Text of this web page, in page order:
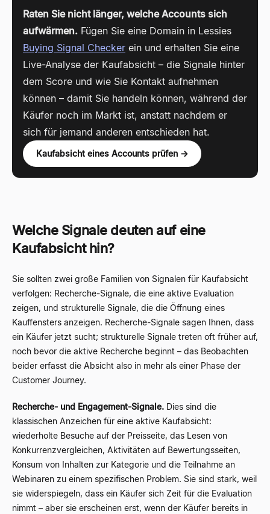
Raten Sie nicht länger, welche Accounts sich
aufwärmen. Fügen Sie eine Domain in Lessies
Buying Signal Checker ein und erhalten Sie eine
Live-Analyse der Kaufabsicht – die Signale hinter
dem Score und wie Sie Kontakt aufnehmen
können – damit Sie handeln können, während der
Käufer noch im Markt ist, anstatt nachdem er
sich für jemand anderen entschieden hat.
Kaufabsicht eines Accounts prüfen →
Welche Signale deuten auf eine
Kaufabsicht hin?
Sie sollten zwei große Familien von Signalen für Kaufabsicht
verfolgen: Recherche-Signale, die eine aktive Evaluation
zeigen, und strukturelle Signale, die die Öffnung eines
Kauffensters anzeigen. Recherche-Signale sagen Ihnen, dass
ein Käufer jetzt sucht; strukturelle Signale treten oft früher auf,
noch bevor die aktive Recherche beginnt – das Beobachten
beider erfasst die Absicht also in mehr als einer Phase der
Customer Journey.
Recherche- und Engagement-Signale. Dies sind die
klassischen Anzeichen für eine aktive Kaufabsicht:
wiederholte Besuche auf der Preisseite, das Lesen von
Konkurrenzvergleichen, Aktivitäten auf Bewertungsseiten,
Konsum von Inhalten zur Kategorie und die Teilnahme an
Webinaren zu einem spezifischen Problem. Sie sind stark, weil
sie widerspiegeln, dass ein Käufer sich Zeit für die Evaluation
nimmt – aber sie erscheinen erst, wenn der Käufer bereits in